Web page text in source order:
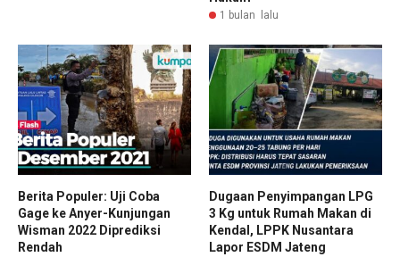
1 bulan lalu
Berita Populer: Uji Coba
Gage ke Anyer-Kunjungan
Wisman 2022 Diprediksi
Rendah
Dugaan Penyimpangan LPG
3 Kg untuk Rumah Makan di
Kendal, LPPK Nusantara
Lapor ESDM Jateng